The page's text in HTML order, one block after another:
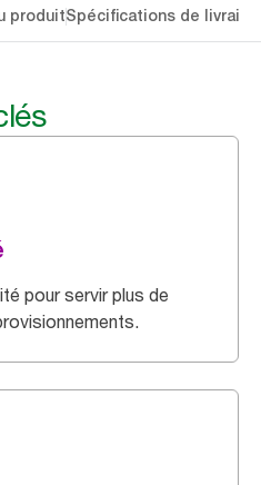
produitSpécifications de
pour servir plus de